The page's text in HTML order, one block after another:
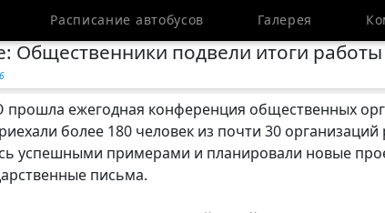
Расписание автобусов Галерея
Общественники подвели итоги работы
прошла ежегодная конференция общественных
более 180 человек из почти 30
успешными примерами и планировали новые
письма.